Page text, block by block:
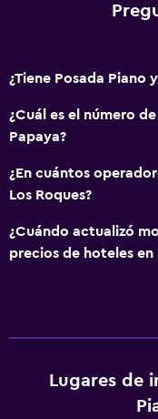
¿Tiene Posada Piano
¿Cuál es el número
Papaya?
¿En cuántos
Los Roques?
¿Cuándo actualizó
precios de hoteles en
Lugares de